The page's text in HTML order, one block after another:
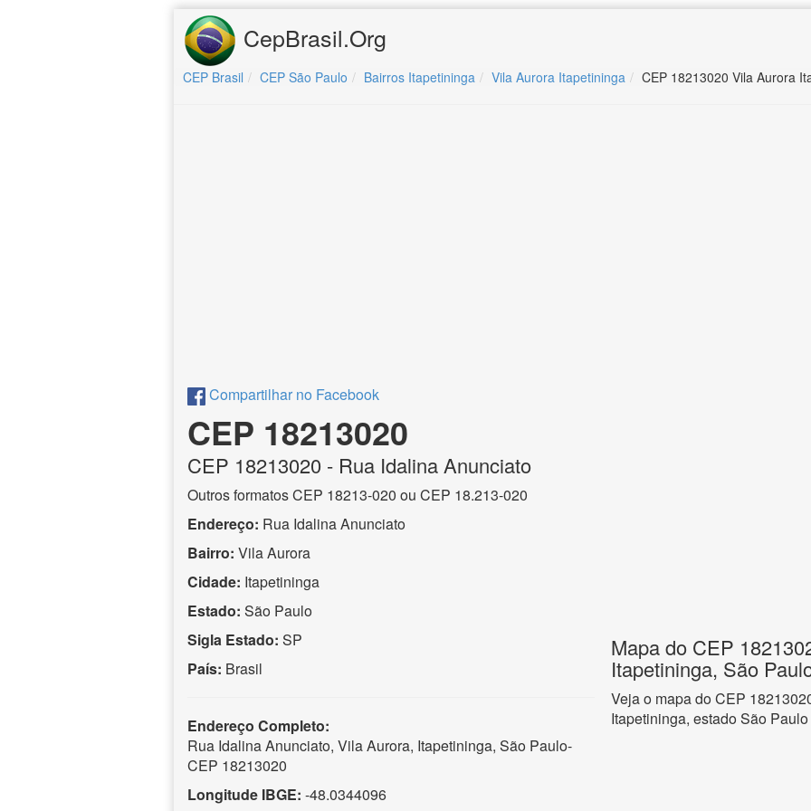
CepBrasil.Org
CEP Brasil CEP São Paulo Bairros Itapetininga Vila Aurora Itapetininga CEP 18213020 Vila Aurora
Compartilhar no Facebook
CEP 18213020
CEP 18213020 - Rua Idalina Anunciato
Outros formatos CEP 18213-020 ou CEP 18.213-020
Endereço: Rua Idalina Anunciato
Bairro: Vila Aurora
Cidade: Itapetininga
Estado: São Paulo
Sigla Estado: SP
País: Brasil
Endereço Completo:
Rua Idalina Anunciato, Vila Aurora, Itapetininga, São Paulo-
CEP 18213020
Longitude IBGE: -48.0344096
Mapa do CEP
Itapetininga, São
Veja o mapa do CEP
Itapetininga, estado São